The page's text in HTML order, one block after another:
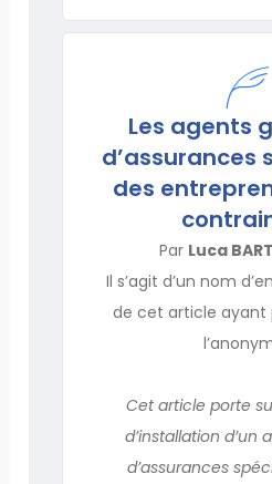
Les agents
d’assurances
des
Par Luca
Il s’agit d’un nom
de cet article ayant
Cet article porte
d’installation d’un
d’assurances